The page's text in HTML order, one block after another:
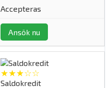
Accepteras
Ansök nu
★★★☆☆
Saldokredit